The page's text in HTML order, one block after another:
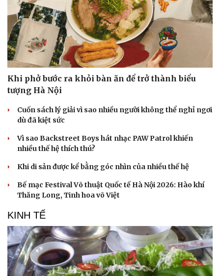
Văn học
Âm nhạc
Di sản
Thời trang
Sao Việt
Khi phở bước ra khỏi bàn ăn để trở thành biểu
tượng Hà Nội
Cuốn sách lý giải vì sao nhiều người không thể nghỉ ngơi
dù đã kiệt sức
Vì sao Backstreet Boys hát nhạc PAW Patrol khiến
nhiều thế hệ thích thú?
Khi di sản được kể bằng góc nhìn của nhiều thế hệ
Bế mạc Festival Võ thuật Quốc tế Hà Nội 2026: Hào khí
Thăng Long, Tinh hoa võ Việt
KINH TẾ